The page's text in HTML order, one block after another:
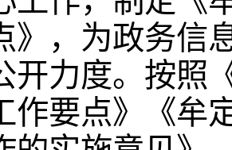
》，为政务信
开力度。按照
作要点》《牟